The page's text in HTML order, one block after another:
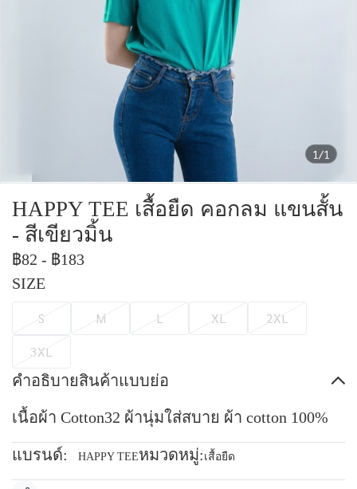
1/1
HAPPY TEE เสื้อยืด คอกลม แขนสั้น
- สีเขียวมิ้น
฿82 - ฿183
SIZE
S M L XL
2XL
3XL
คำอธิบายสินค้าแบบย่อ
เนื้อผ้า Cotton32 ผ้านุ่มใส่สบาย ผ้า cotton 100%
แบรนด์: HAPPY TEEหมวดหมู่: เสื้อยืด